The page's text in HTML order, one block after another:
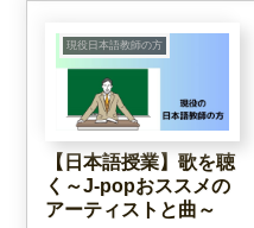
ます！
現役日本語教師の方
【日本語授業】歌を聴
く～J-popおススメの
アーティストと曲～